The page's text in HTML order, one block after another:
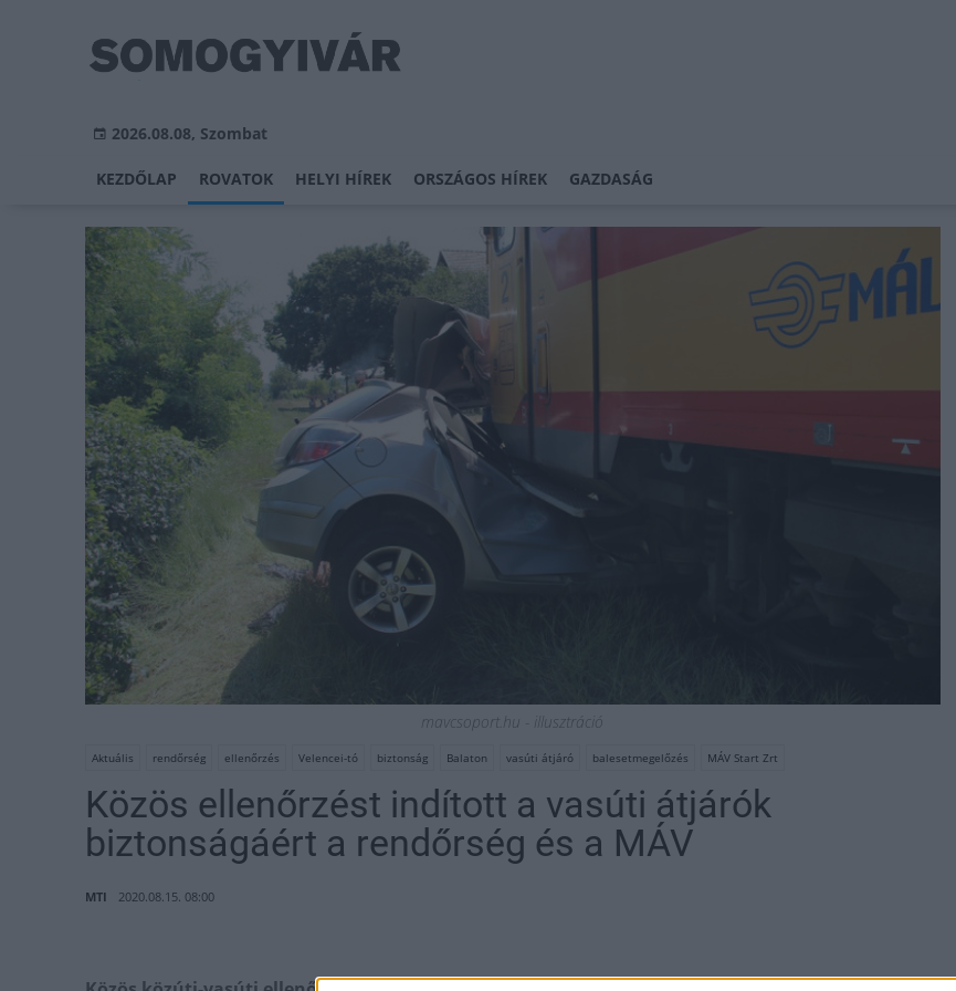
2026.08.08, Szombat
KEZDŐLAP ROVATOK HELYI HÍREK ORSZÁGOS HÍREK GAZDASÁG
mavcsoport.hu - illusztráció
Aktuális rendőrség ellenőrzés Velencei-tó biztonság Balaton vasúti átjáró balesetmegelőzés MÁV Start Zrt
Közös ellenőrzést indított a vasúti átjárók
biztonságáért a rendőrség és a MÁV
MTI 2020.08.15. 08:00